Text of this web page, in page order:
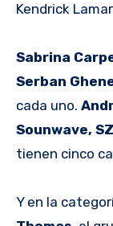
Kendrick
Sabrina
Serban
cada uno.
Sounwave,
tienen cinco
Y en la